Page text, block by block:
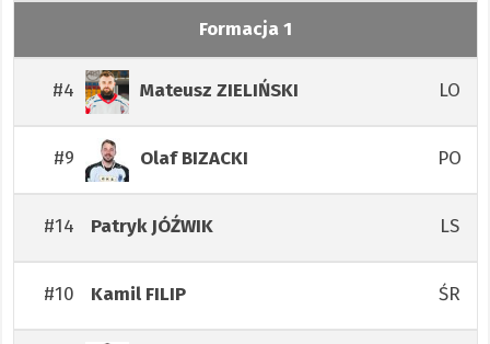
Formacja 1
#4 Mateusz ZIELIŃSKI LO
#9 OlafBIZACKI PO
#14 PatrykJÓŹWIK LS
#10 Kamil FILIP ŚR